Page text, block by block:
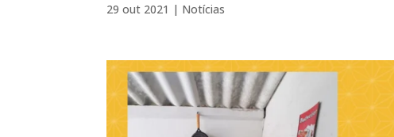
29 out 2021 | Notícias